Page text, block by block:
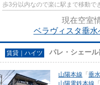
歩3分以内なので楽に駅まで移動
現在空室
ベラヴィスタ垂
賃貸｜ハイツ パレ・シェール
山陽本線 「 垂水
山陽電鉄本線 「